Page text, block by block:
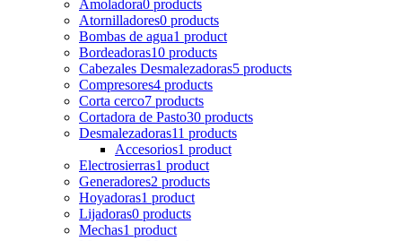
Amoladora0 products
Atornilladores0 products
Bombas de agua1 product
Bordeadoras10 products
Cabezales Desmalezadoras5 products
Compresores4 products
Corta cerco7 products
Cortadora de Pasto30 products
Desmalezadoras11 products
Accesorios1 product
Electrosierras1 product
Generadores2 products
Hoyadoras1 product
Lijadoras0 products
Mechas1 product